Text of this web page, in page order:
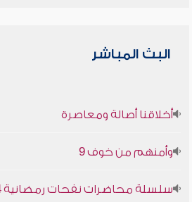
البث المباشر
أخلاقنا أصالة ومعاصرة
وأمنهم من خوف 9
سلسلة محاضرات نفحات رمضانية 1444هـ